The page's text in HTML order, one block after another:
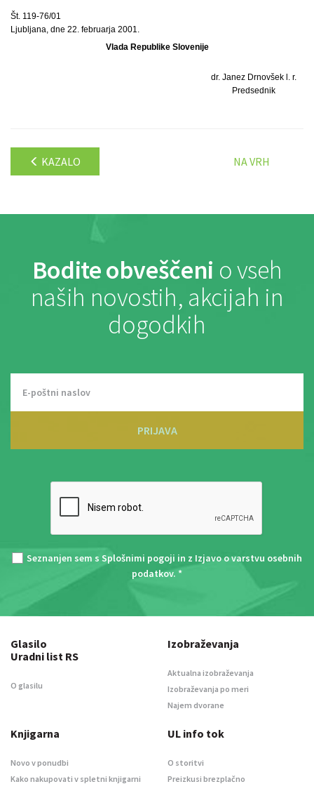
Št. 119-76/01
Ljubljana, dne 22. februarja 2001.
Vlada Republike Slovenije
dr. Janez Drnovšek l. r.
Predsednik
KAZALO NA VRH
Bodite obveščeni o vseh
naših novostih, akcijah in
dogodkih
PRIJAVA
Seznanjen sem s Splošnimi pogoji in z Izjavo o varstvu osebnih
podatkov. *
Glasilo
Uradni list RS
O glasilu
Izobraževanja
Aktualna izobraževanja
Izobraževanja po meri
Najem dvorane
Knjigarna
Novo v ponudbi
Kako nakupovati v spletni knjigarni
UL info tok
O storitvi
Preizkusi brezplačno